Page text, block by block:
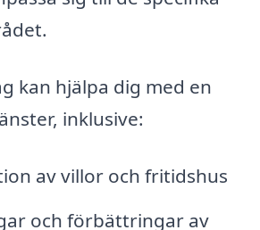
kan hjälpa dig med en
inklusive:
av villor och fritidshus
och förbättringar av